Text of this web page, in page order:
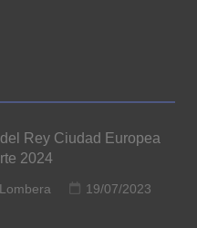
Rey Ciudad Europea
2024
19/07/2023